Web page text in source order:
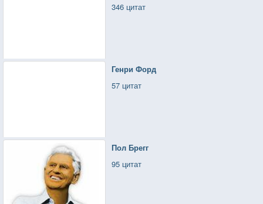
346 цитат
Генри Форд
57 цитат
Пол Брегг
95 цитат